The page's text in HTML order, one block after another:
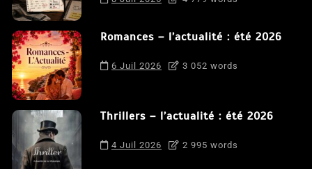
Romances – l’actualité : été 2026
6 Juil 2026 3 052 words
Thrillers – l’actualité : été 2026
4 Juil 2026 2 995 words